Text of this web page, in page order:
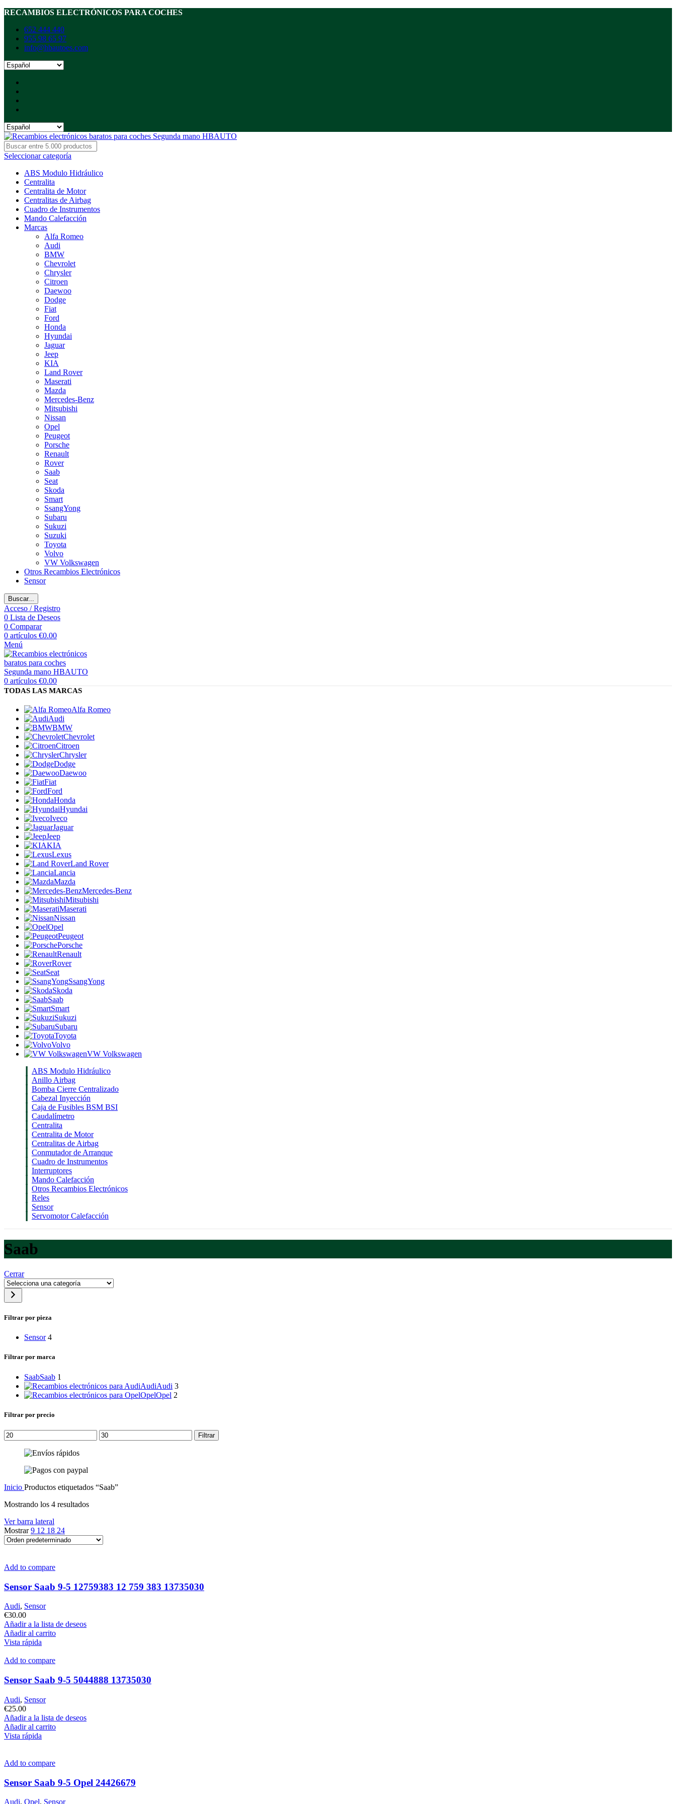
RECAMBIOS ELECTRÓNICOS PARA COCHES
652 444 440
955 98 65 97
info@hbautoes.com
Seleccionar categoría
ABS Modulo Hidráulico
Centralita
Centralita de Motor
Centralitas de Airbag
Cuadro de Instrumentos
Mando Calefacción
Marcas
Alfa Romeo
Audi
BMW
Chevrolet
Chrysler
Citroen
Daewoo
Dodge
Fiat
Ford
Honda
Hyundai
Jaguar
Jeep
KIA
Land Rover
Maserati
Mazda
Mercedes-Benz
Mitsubishi
Nissan
Opel
Peugeot
Porsche
Renault
Rover
Saab
Seat
Skoda
Smart
SsangYong
Subaru
Sukuzi
Suzuki
Toyota
Volvo
VW Volkswagen
Otros Recambios Electrónicos
Sensor
Buscar...
Acceso / Registro
0 Lista de Deseos
0 Comparar
0 artículos €0.00
Menú
0 artículos €0.00
TODAS LAS MARCAS
Alfa Romeo
Audi
BMW
Chevrolet
Citroen
Chrysler
Dodge
Daewoo
Fiat
Ford
Honda
Hyundai
Iveco
Jaguar
Jeep
KIA
Lexus
Land Rover
Lancia
Mazda
Mercedes-Benz
Mitsubishi
Maserati
Nissan
Opel
Peugeot
Porsche
Renault
Rover
Seat
SsangYong
Skoda
Saab
Smart
Sukuzi
Subaru
Toyota
Volvo
VW Volkswagen
ABS Modulo Hidráulico
Anillo Airbag
Bomba Cierre Centralizado
Cabezal Inyección
Caja de Fusibles BSM BSI
Caudalímetro
Centralita
Centralita de Motor
Centralitas de Airbag
Conmutador de Arranque
Cuadro de Instrumentos
Interruptores
Mando Calefacción
Otros Recambios Electrónicos
Reles
Sensor
Servomotor Calefacción
Saab
Cerrar
Selecciona
una
categoría
Filtrar por pieza
Sensor 4
Filtrar por marca
SaabSaab 1
AudiAudi 3
OpelOpel 2
Filtrar por precio
Precio
mínimo
Precio
máximo
Filtrar
Inicio Productos etiquetados “Saab”
Mostrando los 4 resultados
Ver barra lateral
Mostrar9 12 18 24
Add to compare
Sensor Saab 9-5 12759383 12 759 383 13735030
Audi, Sensor
€30.00
Añadir a la lista de deseos
Añadir al carrito
Vista rápida
Add to compare
Sensor Saab 9-5 5044888 13735030
Audi, Sensor
€25.00
Añadir a la lista de deseos
Añadir al carrito
Vista rápida
Add to compare
Sensor Saab 9-5 Opel 24426679
Audi, Opel, Sensor